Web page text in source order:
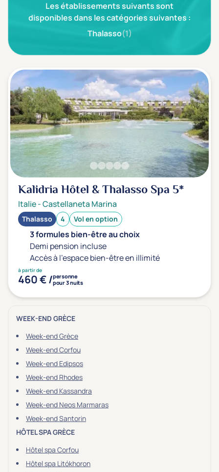
Note de nos clients
D'après notre partenaire Avis-Vérifiés
(0)
Très bien: 3.5+
(0)
Envie de
Bord de mer
(0)
Ville
(0)
Montagne
(0)
Campagne
(0)
Type de séjour
Thalasso Thermal Spa
Thématiques bien-être
Accès à l'espace bien-être
(0)
Remise en forme
Beauté & anti-âge
Silhouette, Minceur
Gestion du stress / sommeil
Spécial dos
Prévention santé
Yoga
Offres spéciales
Les établissements suivants sont
disponibles dans les catégories suivantes :
Thalasso(1)
Kalidria Hôtel & Thalasso Spa 5*
Italie-Castellaneta Marina
Thalasso 4 Vol en option
3 formules bien-être au choix
Demi pension incluse
Accès à l'espace bien-être en illimité
à partir de
460 € /personne
pour 3 nuits
WEEK-END GRÈCE
Week-end Grèce
Week-end Corfou
Week-end Edipsos
Week-end Rhodes
Week-end Kassandra
Week-end Neos Marmaras
Week-end Santorin
HÔTEL SPA GRÈCE
Hôtel spa Corfou
Hôtel spa Litókhoron